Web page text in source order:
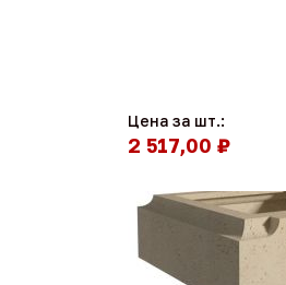
Цена за шт.:
2 517,00 ₽